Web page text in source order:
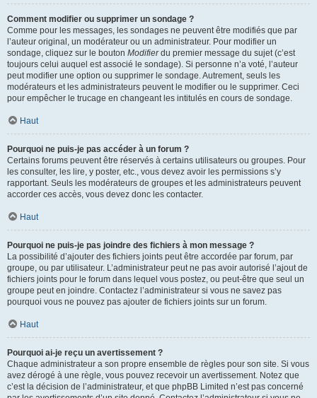
Comment modifier ou supprimer un sondage ?
Comme pour les messages, les sondages ne peuvent être modifiés que par
l’auteur original, un modérateur ou un administrateur. Pour modifier un
sondage, cliquez sur le bouton Modifierdu premier message du sujet (c’est
toujours celui auquel est associé le sondage). Si personne n’a voté, l’auteur
peut modifier une option ou supprimer le sondage. Autrement, seuls les
modérateurs et les administrateurs peuvent le modifier ou le supprimer. Ceci
pour empêcher le trucage en changeant les intitulés en cours de sondage.
Haut
Pourquoi ne puis-je pas accéder à un forum ?
Certains forums peuvent être réservés à certains utilisateurs ou groupes. Pour
les consulter, les lire, y poster, etc., vous devez avoir les permissions s’y
rapportant. Seuls les modérateurs de groupes et les administrateurs peuvent
accorder ces accès, vous devez donc les contacter.
Haut
Pourquoi ne puis-je pas joindre des fichiers à mon message ?
La possibilité d’ajouter des fichiers joints peut être accordée par forum, par
groupe, ou par utilisateur. L’administrateur peut ne pas avoir autorisé l’ajout de
fichiers joints pour le forum dans lequel vous postez, ou peut-être que seul un
groupe peut en joindre. Contactez l’administrateur si vous ne savez pas
pourquoi vous ne pouvez pas ajouter de fichiers joints sur un forum.
Haut
Pourquoi ai-je reçu un avertissement ?
Chaque administrateur a son propre ensemble de règles pour son site. Si vous
avez dérogé à une règle, vous pouvez recevoir un avertissement. Notez que
c’est la décision de l’administrateur, et que phpBB Limited n’est pas concerné